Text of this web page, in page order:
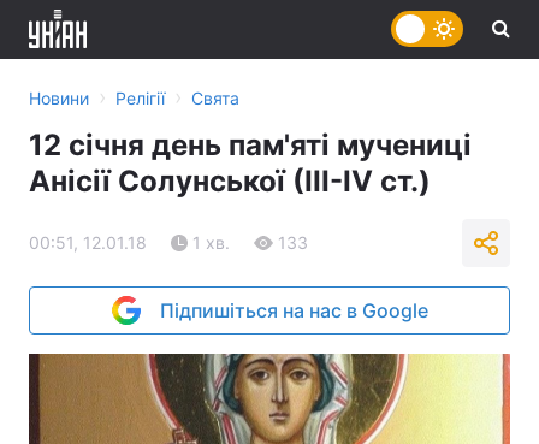
Новини › Релігії › Свята
12 січня день пам'яті мучениці
Анісії Солунської (ІІІ-IV ст.)
00:51, 12.01.18 1 хв. 133
Підпишіться на нас в Google